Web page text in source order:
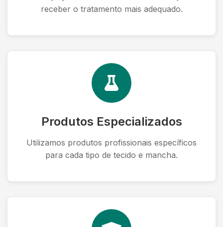
receber o tratamento mais adequado.
Produtos Especializados
Utilizamos produtos profissionais específicos
para cada tipo de tecido e mancha.